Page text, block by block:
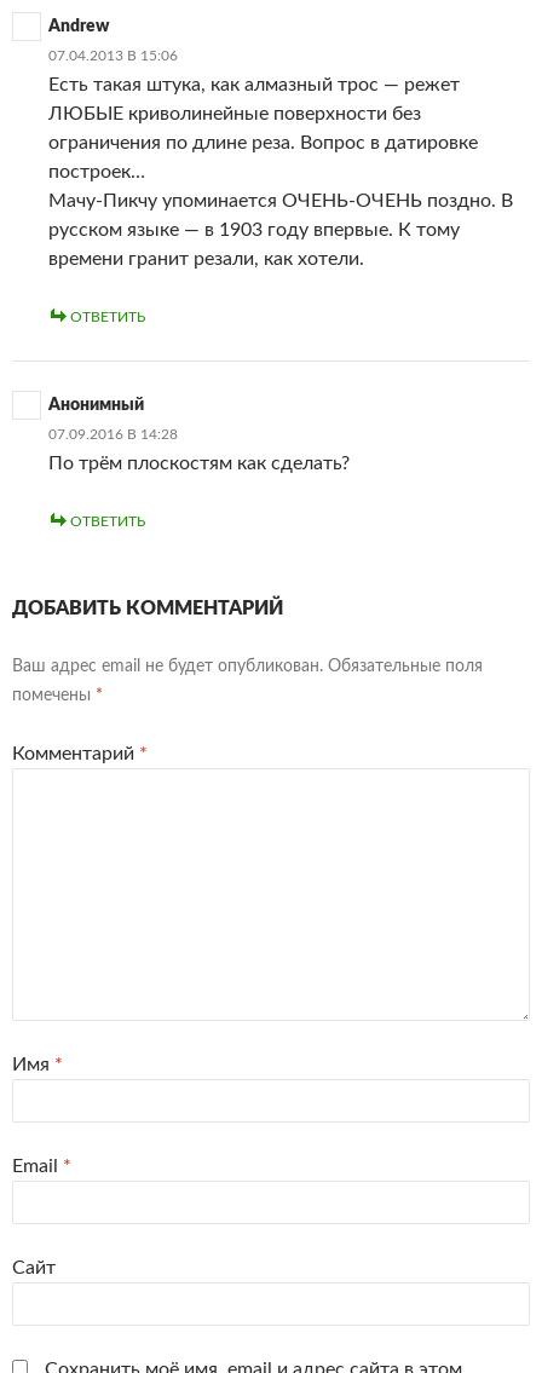
Andrew
07.04.2013 В 15:06
Есть такая штука, как алмазный трос — режет
ЛЮБЫЕ криволинейные поверхности без
ограничения по длине реза. Вопрос в датировке
построек…
Мачу-Пикчу упоминается ОЧЕНЬ-ОЧЕНЬ поздно. В
русском языке — в 1903 году впервые. К тому
времени гранит резали, как хотели.
ОТВЕТИТЬ
Анонимный
07.09.2016 В 14:28
По трём плоскостям как сделать?
ОТВЕТИТЬ
ДОБАВИТЬ КОММЕНТАРИЙ
Ваш адрес email не будет опубликован. Обязательные поля
помечены *
Комментарий *
Имя *
Email *
Сайт
Сохранить моё имя, email и адрес сайта в этом